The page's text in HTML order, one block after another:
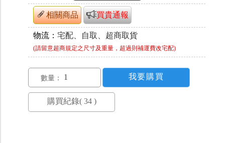
相關商品 買貴通報
物流： 宅配、自取、超商取貨
(請留意超商規定之尺寸及重量，超過則補運費改宅配)
數量：